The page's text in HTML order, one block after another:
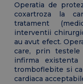
Operatia de
coxartroza la
tratament
interventii
au avut efect.
care, prin testele
infirma
tromboflebite si
cardiaca